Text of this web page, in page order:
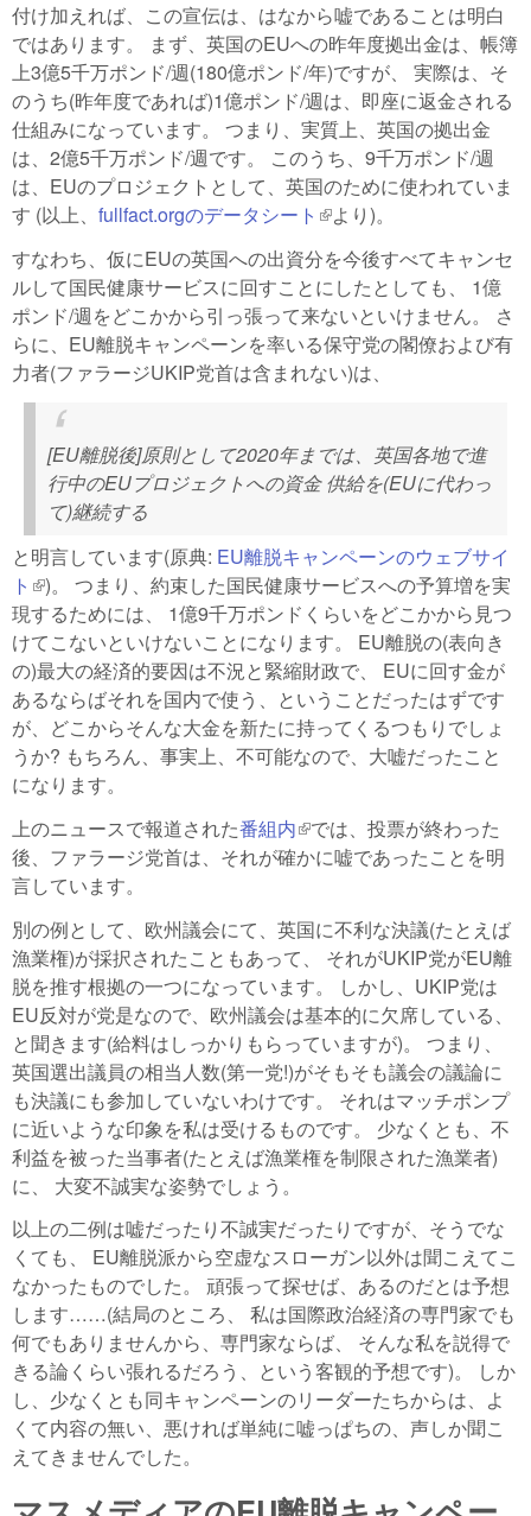
付け加えれば、この宣伝は、はなから嘘であることは明白
ではあります。 まず、英国のEUへの昨年度拠出金は、帳簿
上3億5千万ポンド/週(180億ポンド/年)ですが、 実際は、そ
のうち(昨年度であれば)1億ポンド/週は、即座に返金される
仕組みになっています。 つまり、実質上、英国の拠出金
は、2億5千万ポンド/週です。 このうち、9千万ポンド/週
は、EUのプロジェクトとして、英国のために使われていま
す (以上、 fullfact.orgのデータシート (link is external)
より)。
すなわち、仮にEUの英国への出資分を今後すべてキャンセ
ルして国民健康サービスに回すことにしたとしても、 1億
ポンド/週をどこかから引っ張って来ないといけません。 さ
らに、EU離脱キャンペーンを率いる保守党の閣僚および有
力者(ファラージUKIP党首は含まれない)は、
[EU離脱後]原則として2020年までは、英国各地で進
行中のEUプロジェクトへの資金 供給を(EUに代わっ
て)継続する
と明言しています(原典: EU離脱キャンペーンのウェブサイ
ト (link is external)
)。 つまり、約束した国民健康サービスへの予算増を実
現するためには、 1億9千万ポンドくらいをどこかから見つ
けてこないといけないことになります。 EU離脱の(表向き
の)最大の経済的要因は不況と緊縮財政で、 EUに回す金が
あるならばそれを国内で使う、ということだったはずです
が、どこからそんな大金を新たに持ってくるつもりでしょ
うか? もちろん、事実上、不可能なので、大嘘だったこと
になります。
上のニュースで報道された番組内(link is external)
では、投票が終わった
後、ファラージ党首は、それが確かに嘘であったことを明
言しています。
別の例として、欧州議会にて、英国に不利な決議(たとえば
漁業権)が採択されたこともあって、 それがUKIP党がEU離
脱を推す根拠の一つになっています。 しかし、UKIP党は
EU反対が党是なので、欧州議会は基本的に欠席している、
と聞きます(給料はしっかりもらっていますが)。 つまり、
英国選出議員の相当人数(第一党!)がそもそも議会の議論に
も決議にも参加していないわけです。 それはマッチポンプ
に近いような印象を私は受けるものです。 少なくとも、不
利益を被った当事者(たとえば漁業権を制限された漁業者)
に、 大変不誠実な姿勢でしょう。
以上の二例は嘘だったり不誠実だったりですが、そうでな
くても、 EU離脱派から空虚なスローガン以外は聞こえてこ
なかったものでした。 頑張って探せば、あるのだとは予想
します……(結局のところ、 私は国際政治経済の専門家でも
何でもありませんから、専門家ならば、 そんな私を説得で
きる論くらい張れるだろう、という客観的予想です)。 しか
し、少なくとも同キャンペーンのリーダーたちからは、よ
くて内容の無い、悪ければ単純に嘘っぱちの、声しか聞こ
えてきませんでした。